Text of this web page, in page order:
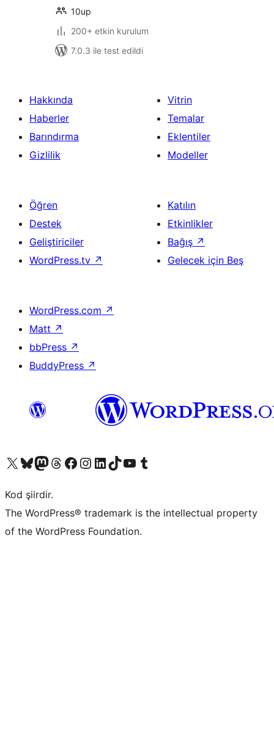
10up
200+ etkin kurulum
7.0.3 ile test edildi
Hakkında
Haberler
Barındırma
Gizlilik
Vitrin
Temalar
Eklentiler
Modeller
Öğren
Destek
Geliştiriciler
WordPress.tv ↗
Katılın
Etkinlikler
Bağış ↗
Gelecek için Beş
WordPress.com ↗
Matt ↗
bbPress ↗
BuddyPress ↗
X (eski Twitter) hesabımıza bakın
Bluesky hesabımızı ziyaret edinMastodon hesabımızı ziyaret edinThreads hesabımızı ziyaret edinFacebook sayfamızı ziyaret edinInstagram hesabımızı ziyaret edinLinkedIn hesabımızı ziyaret edinTikTok hesabımızı ziyaret edinYouTube kanalımızı ziyaret edinTumblr hesabımızı ziyaret edin
Kod şiirdir.
The WordPress® trademark is the intellectual property
of the WordPress Foundation.